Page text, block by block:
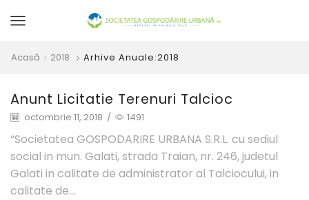
Acasă 2018 Arhive Anuale:2018
Anunt Licitatie Terenuri Talcioc
octombrie 11, 2018 / 1491
“Societatea GOSPODARIRE URBANA S.R.L. cu sediul
social in mun. Galati, strada Traian, nr. 246, judetul
Galati in calitate de administrator al Talciocului, in
calitate de...